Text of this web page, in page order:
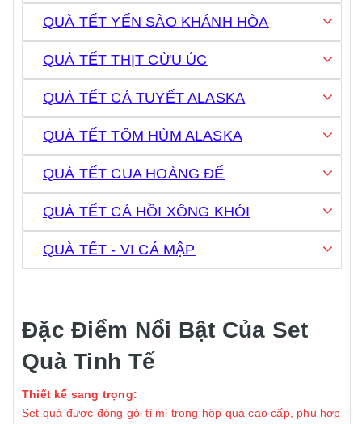
QUÀ TẾT YẾN SÀO KHÁNH HÒA
QUÀ TẾT THỊT CỪU ÚC
QUÀ TẾT CÁ TUYẾT ALASKA
QUÀ TẾT TÔM HÙM ALASKA
QUÀ TẾT CUA HOÀNG ĐẾ
QUÀ TẾT CÁ HỒI XÔNG KHÓI
QUÀ TẾT - VI CÁ MẬP
Đặc Điểm Nổi Bật Của Set
Quà Tinh Tế
Thiết kế sang trọng:
Set quà được đóng gói tỉ mỉ trong hộp quà cao cấp, phù hợp